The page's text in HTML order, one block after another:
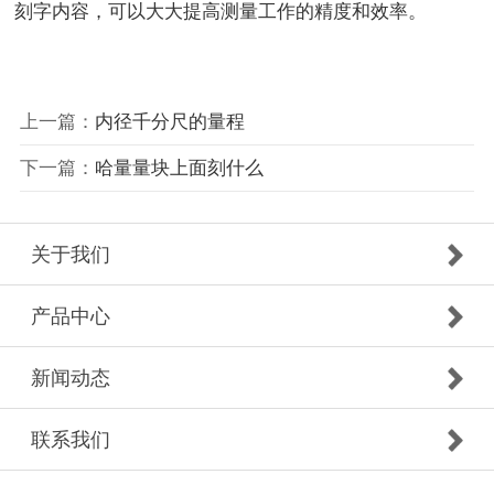
刻字内容，可以大大提高测量工作的精度和效率。
上一篇： 内径千分尺的量程
下一篇： 哈量量块上面刻什么
关于我们
产品中心
新闻动态
联系我们